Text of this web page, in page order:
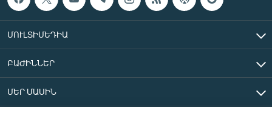
ՄՈՒԼՏԻՄԵԴԻԱ
ԲԱԺԻՆՆԵՐ
ՄԵՐ ՄԱՍԻՆ